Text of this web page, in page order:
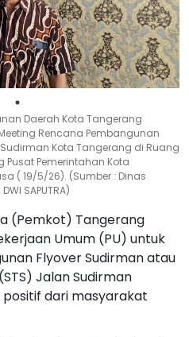
Daerah Kota Tangerang
Rencana Pembangunan
Kota Tangerang di Ruang
Pusat Pemerintahan Kota
( 19/5/26). (Sumber : Dinas
SAPUTRA)
(Pemkot) Tangerang
Umum (PU) untuk
Flyover Sudirman atau
Jalan Sudirman
dari masyarakat